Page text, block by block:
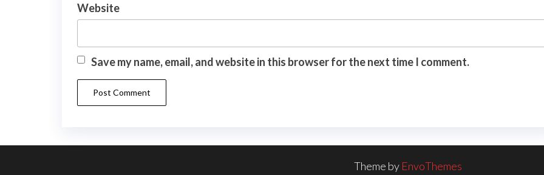
Website
Save my name, email, and website in this browser for the next time I comment.
Theme by EnvoThemes